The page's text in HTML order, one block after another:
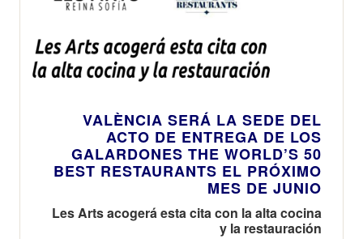
VALÈNCIA SERÁ LA SEDE DEL
ACTO DE ENTREGA DE LOS
GALARDONES THE WORLD’S 50
BEST RESTAURANTS EL PRÓXIMO
MES DE JUNIO
Les Arts acogerá esta cita con la alta cocina
y la restauración